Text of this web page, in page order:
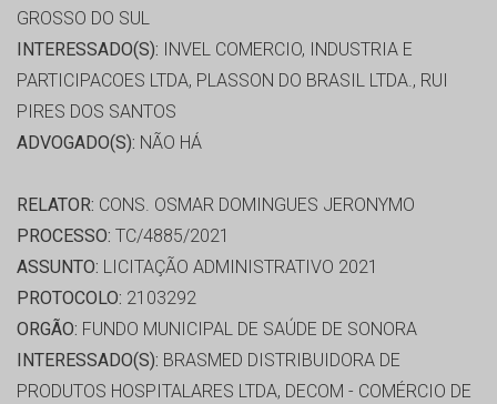
GROSSO DO SUL
INTERESSADO(S): INVEL COMERCIO, INDUSTRIA E
PARTICIPACOES LTDA, PLASSON DO BRASIL LTDA., RUI
PIRES DOS SANTOS
ADVOGADO(S): NÃO HÁ
RELATOR: CONS. OSMAR DOMINGUES JERONYMO
PROCESSO: TC/4885/2021
ASSUNTO: LICITAÇÃO ADMINISTRATIVO 2021
PROTOCOLO: 2103292
ORGÃO: FUNDO MUNICIPAL DE SAÚDE DE SONORA
INTERESSADO(S): BRASMED DISTRIBUIDORA DE
PRODUTOS HOSPITALARES LTDA, DECOM - COMÉRCIO DE